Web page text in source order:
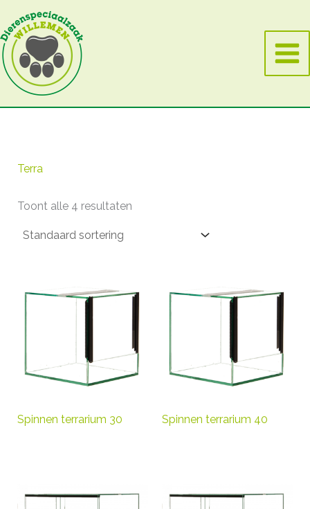
naar
de
inhoud
Terra
Toont alle 4 resultaten
Spinnen terrarium 30 Spinnen terrarium 40